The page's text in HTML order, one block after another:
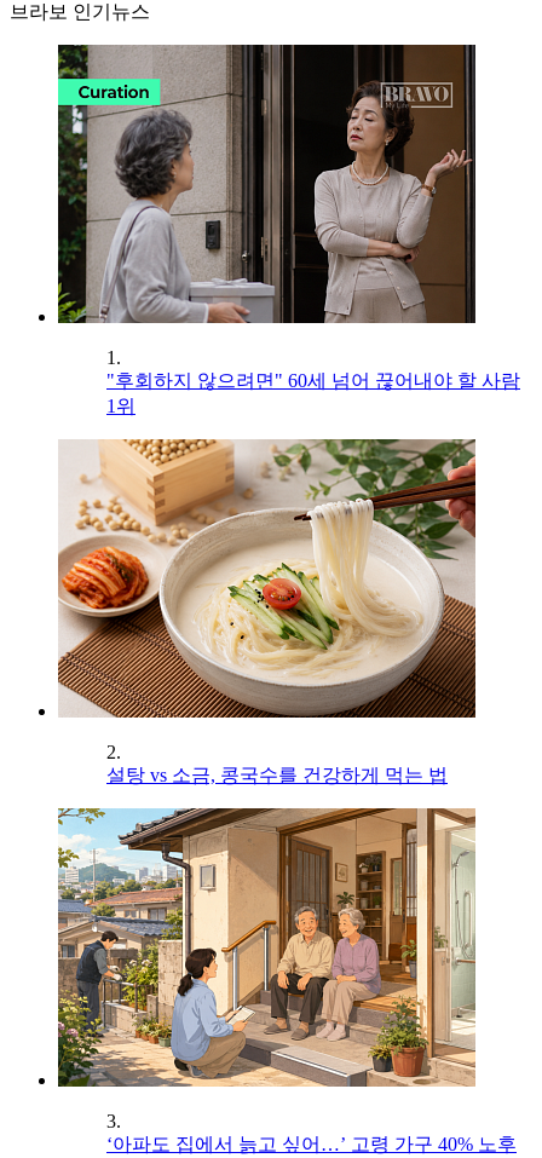
브라보 인기뉴스
1.
"후회하지 않으려면" 60세 넘어 끊어내야 할 사람
1위
2.
설탕 vs 소금, 콩국수를 건강하게 먹는 법
3.
‘아파도 집에서 늙고 싶어…’ 고령 가구 40% 노후